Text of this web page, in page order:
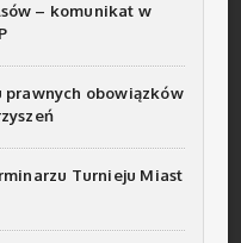
– komunikat w
prawnych obowiązków
Turnieju Miast